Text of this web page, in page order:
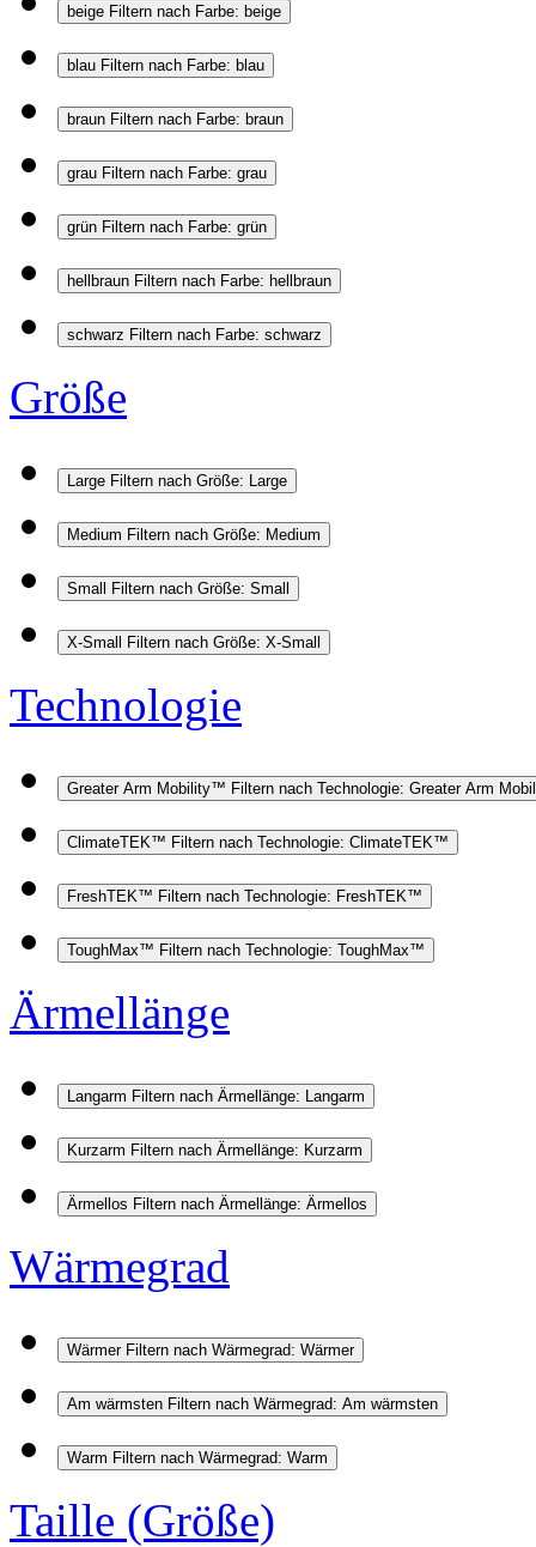
beige Filtern nach Farbe: beige
blau Filtern nach Farbe: blau
braun Filtern nach Farbe: braun
grau Filtern nach Farbe: grau
grün Filtern nach Farbe: grün
hellbraun Filtern nach Farbe: hellbraun
schwarz Filtern nach Farbe: schwarz
Größe
Large Filtern nach Größe: Large
Medium Filtern nach Größe: Medium
Small Filtern nach Größe: Small
X-Small Filtern nach Größe: X-Small
Technologie
Greater Arm Mobility™ Filtern nach Technologie: Greater Arm
ClimateTEK™ Filtern nach Technologie: ClimateTEK™
FreshTEK™ Filtern nach Technologie: FreshTEK™
ToughMax™ Filtern nach Technologie: ToughMax™
Ärmellänge
Langarm Filtern nach Ärmellänge: Langarm
Kurzarm Filtern nach Ärmellänge: Kurzarm
Ärmellos Filtern nach Ärmellänge: Ärmellos
Wärmegrad
Wärmer Filtern nach Wärmegrad: Wärmer
Am wärmsten Filtern nach Wärmegrad: Am wärmsten
Warm Filtern nach Wärmegrad: Warm
Taille (Größe)